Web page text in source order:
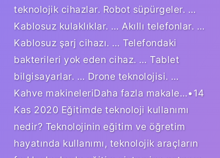
teknolojik cihazlar. Robot süpürgeler. …
Kablosuz kulaklıklar. … Akıllı telefonlar. …
Kablosuz şarj cihazı. … Telefondaki
bakterileri yok eden cihaz. … Tablet
bilgisayarlar. … Drone teknolojisi. …
Kahve makineleriDaha fazla makale…•14
Kas 2020 Eğitimde teknoloji kullanımı
nedir? Teknolojinin eğitim ve öğretim
hayatında kullanımı, teknolojik araçların